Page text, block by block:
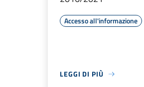
Accesso all'informazione
LEGGI DI PIÙ